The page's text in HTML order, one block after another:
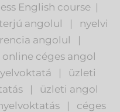
English course |
angolul |
nyelvi
angolul
|
online céges angol
|
üzleti
|
üzleti angol
|
céges